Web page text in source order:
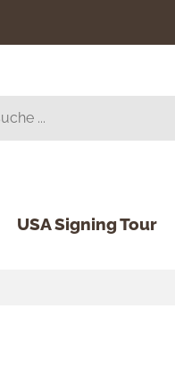
USA Signing Tour